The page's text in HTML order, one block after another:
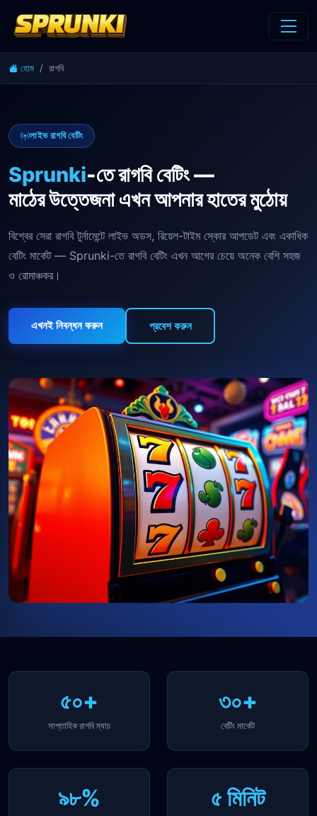
হোম রাগবি
লাইভ রাগবি বেটিং
Sprunki-তে রাগবি বেটিং —
মাঠের উত্তেজনা এখন আপনার হাতের মুঠোয়
বিশ্বের সেরা রাগবি টুর্নামেন্টে লাইভ অডস, রিয়েল-টাইম স্কোর আপডেট এবং একাধিক
বেটিং মার্কেট — Sprunki-তে রাগবি বেটিং এখন আগের চেয়ে অনেক বেশি সহজ
ও রোমাঞ্চকর।
এখনই নিবন্ধন করুন প্রবেশ করুন
৫০+
সাপ্তাহিক রাগবি ম্যাচ
৩০+
বেটিং মার্কেট
৯৮% ৫ মিনিট